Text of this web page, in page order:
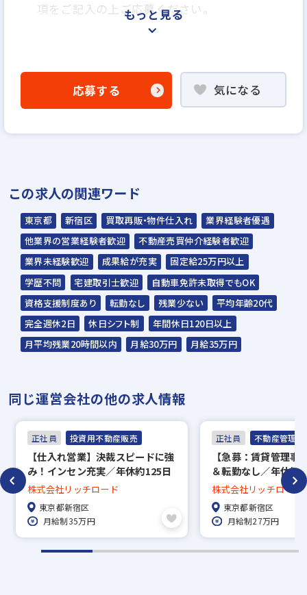
項をご記入の上ご応募ください。
「応募する」よりエントリー
書類選考
▼
▼
内定
※入社時期は相談に応じます。
※現在、在職中の方も積極的にご応募くださ
い。応募の秘密は厳守いたします。
もっと見る
応募する 気になる
この求人の関連ワード
東京都 新宿区 買取再販・物件仕入れ
業界経験者優遇
他業界の営業経験者歓迎
不動産売買仲介経験者歓迎
業界未経験歓迎
成果給が充実
固定給25万円以上
学歴不問
宅建取引士歓迎
自動車免許未取得でもOK
資格支援制度あり
転勤なし 残業少ない
平均年齢20代
完全週休2日
休日シフト制
年間休日120日以上
月平均残業20時間以内
月給30万円 月給35万円
同じ運営会社の他の求人情報
正社員 投資用不動産販売
【仕入れ営業】決裁スピードに強
み！インセン充実／年休約125日
／転勤なし
株式会社リッチロード
東京都新宿区
月給制35万円
正社員 不動産管理・
【急募：賃貸管理事
＆転勤なし／年休約
不問
株式会社リッチロード
東京都新宿区
月給制27万円